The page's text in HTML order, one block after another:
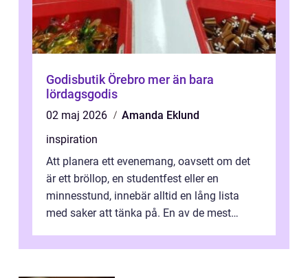
Godisbutik Örebro mer än bara
lördagsgodis
02 maj 2026
Amanda Eklund
inspiration
Att planera ett evenemang, oavsett om det
är ett bröllop, en studentfest eller en
minnesstund, innebär alltid en lång lista
med saker att tänka på. En av de mest